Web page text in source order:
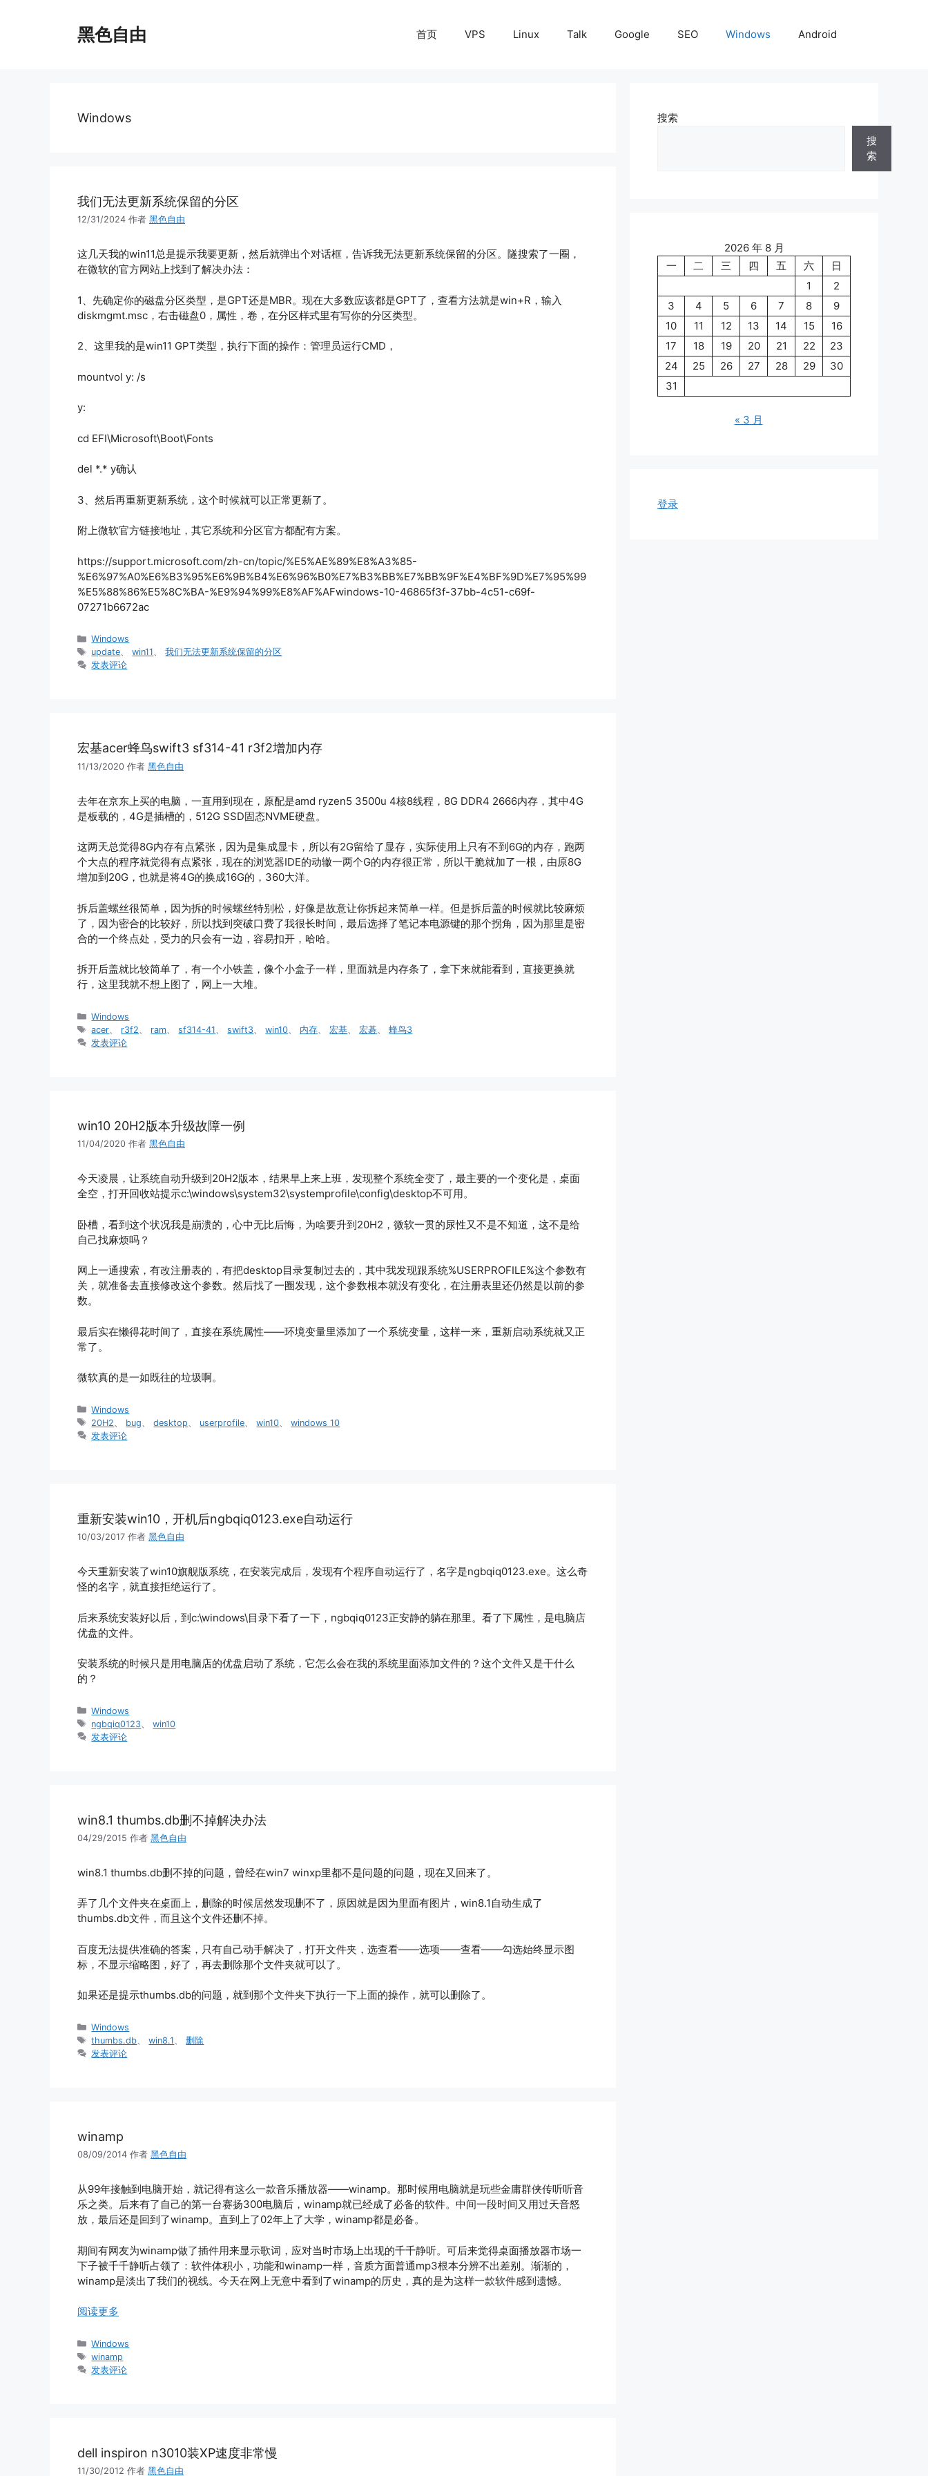
黑色自由 首页 VPS Linux Talk Google SEO Windows Android
Windows
我们无法更新系统保留的分区
12/31/2024 作者 黑色自由
这几天我的win11总是提示我要更新，然后就弹出个对话框，告诉我无法更新系统保留的分区。隧搜索了一圈，
在微软的官方网站上找到了解决办法：
1、先确定你的磁盘分区类型，是GPT还是MBR。现在大多数应该都是GPT了，查看方法就是win+R，输入
diskmgmt.msc，右击磁盘0，属性，卷，在分区样式里有写你的分区类型。
2、这里我的是win11 GPT类型，执行下面的操作：管理员运行CMD，
mountvol y: /s
y:
cd EFI\Microsoft\Boot\Fonts
del *.* y确认
3、然后再重新更新系统，这个时候就可以正常更新了。
附上微软官方链接地址，其它系统和分区官方都配有方案。
https://support.microsoft.com/zh-cn/topic/%E5%AE%89%E8%A3%85-
%E6%97%A0%E6%B3%95%E6%9B%B4%E6%96%B0%E7%B3%BB%E7%BB%9F%E4%BF%9D%E7%95%99
%E5%88%86%E5%8C%BA-%E9%94%99%E8%AF%AFwindows-10-46865f3f-37bb-4c51-c69f-
07271b6672ac
分
类
Windows
标
签
update、win11、我们无法更新系统保留的分区
发表评论
宏基acer蜂鸟swift3 sf314-41 r3f2增加内存
11/13/2020 作者 黑色自由
去年在京东上买的电脑，一直用到现在，原配是amd ryzen5 3500u 4核8线程，8G DDR4 2666内存，其中4G
是板载的，4G是插槽的，512G SSD固态NVME硬盘。
这两天总觉得8G内存有点紧张，因为是集成显卡，所以有2G留给了显存，实际使用上只有不到6G的内存，跑两
个大点的程序就觉得有点紧张，现在的浏览器IDE的动辙一两个G的内存很正常，所以干脆就加了一根，由原8G
增加到20G，也就是将4G的换成16G的，360大洋。
拆后盖螺丝很简单，因为拆的时候螺丝特别松，好像是故意让你拆起来简单一样。但是拆后盖的时候就比较麻烦
了，因为密合的比较好，所以找到突破口费了我很长时间，最后选择了笔记本电源键的那个拐角，因为那里是密
合的一个终点处，受力的只会有一边，容易扣开，哈哈。
拆开后盖就比较简单了，有一个小铁盖，像个小盒子一样，里面就是内存条了，拿下来就能看到，直接更换就
行，这里我就不想上图了，网上一大堆。
分
类
Windows
标
签
acer r3f2 ram 、sf314-41 、swift3 、win10 内存 宏基 宏碁 、蜂鸟3
发表评论
win10 20H2版本升级故障一例
11/04/2020 作者 黑色自由
今天凌晨，让系统自动升级到20H2版本，结果早上来上班，发现整个系统全变了，最主要的一个变化是，桌面
全空，打开回收站提示c:\windows\system32\systemprofile\config\desktop不可用。
卧槽，看到这个状况我是崩溃的，心中无比后悔，为啥要升到20H2，微软一贯的尿性又不是不知道，这不是给
自己找麻烦吗？
网上一通搜索，有改注册表的，有把desktop目录复制过去的，其中我发现跟系统%USERPROFILE%这个参数有
关，就准备去直接修改这个参数。然后找了一圈发现，这个参数根本就没有变化，在注册表里还仍然是以前的参
数。
最后实在懒得花时间了，直接在系统属性——环境变量里添加了一个系统变量，这样一来，重新启动系统就又正
常了。
微软真的是一如既往的垃圾啊。
分
类
Windows
标
签
20H2 bug 、desktop userprofile 、win10 、windows 10
发表评论
重新安装win10，开机后ngbqiq0123.exe自动运行
10/03/2017 作者 黑色自由
今天重新安装了win10旗舰版系统，在安装完成后，发现有个程序自动运行了，名字是ngbqiq0123.exe。这么奇
怪的名字，就直接拒绝运行了。
后来系统安装好以后，到c:\windows\目录下看了一下，ngbqiq0123正安静的躺在那里。看了下属性，是电脑店
优盘的文件。
安装系统的时候只是用电脑店的优盘启动了系统，它怎么会在我的系统里面添加文件的？这个文件又是干什么
的？
分
类
Windows
标
签
ngbqiq0123 、win10
发表评论
win8.1 thumbs.db删不掉解决办法
04/29/2015 作者 黑色自由
win8.1 thumbs.db删不掉的问题，曾经在win7 winxp里都不是问题的问题，现在又回来了。
弄了几个文件夹在桌面上，删除的时候居然发现删不了，原因就是因为里面有图片，win8.1自动生成了
thumbs.db文件，而且这个文件还删不掉。
百度无法提供准确的答案，只有自己动手解决了，打开文件夹，选查看——选项——查看——勾选始终显示图
标，不显示缩略图，好了，再去删除那个文件夹就可以了。
如果还是提示thumbs.db的问题，就到那个文件夹下执行一下上面的操作，就可以删除了。
分
类
Windows
标
签
thumbs.db 、win8.1 、删除
发表评论
winamp
08/09/2014 作者 黑色自由
从99年接触到电脑开始，就记得有这么一款音乐播放器——winamp。那时候用电脑就是玩些金庸群侠传听听音
乐之类。后来有了自己的第一台赛扬300电脑后，winamp就已经成了必备的软件。中间一段时间又用过天音怒
放，最后还是回到了winamp。直到上了02年上了大学，winamp都是必备。
期间有网友为winamp做了插件用来显示歌词，应对当时市场上出现的千千静听。可后来觉得桌面播放器市场一
下子被千千静听占领了：软件体积小，功能和winamp一样，音质方面普通mp3根本分辨不出差别。渐渐的，
winamp是淡出了我们的视线。今天在网上无意中看到了winamp的历史，真的是为这样一款软件感到遗憾。
阅读更多
分
类
Windows
标
签
winamp
发表评论
dell inspiron n3010装XP速度非常慢
11/30/2012 作者 黑色自由
搜索
搜
索
2026 年 8 月
一
二 三 四 五 六
日
1
2
3
4 5 6 7 8
9
10
11 12 13 14 15
16
17
18 19 20 21 22
23
24
25 26 27 28 29
30
31
« 3 月
登录